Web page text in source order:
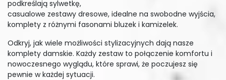
podkreślają sylwetkę,
casualowe zestawy dresowe, idealne na swobodne wyjścia,
komplety z różnymi fasonami bluzek i kamizelek.
Odkryj, jak wiele możliwości stylizacyjnych dają nasze
komplety damskie. Każdy zestaw to połączenie komfortu i
nowoczesnego wyglądu, które sprawi, że poczujesz się
pewnie w każdej sytuacji.